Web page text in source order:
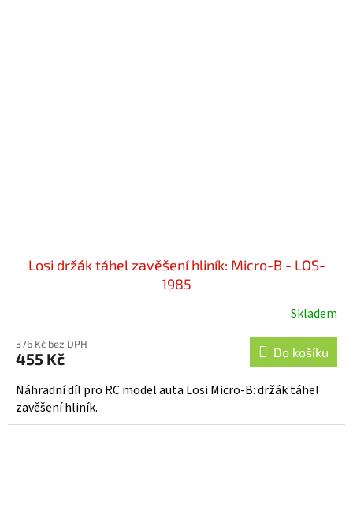
Losi držák táhel zavěšení hliník: Micro-B - LOS-
1985
Skladem
376 Kč bez DPH
455 Kč Do košíku
Náhradní díl pro RC model auta Losi Micro-B: držák táhel
zavěšení hliník.